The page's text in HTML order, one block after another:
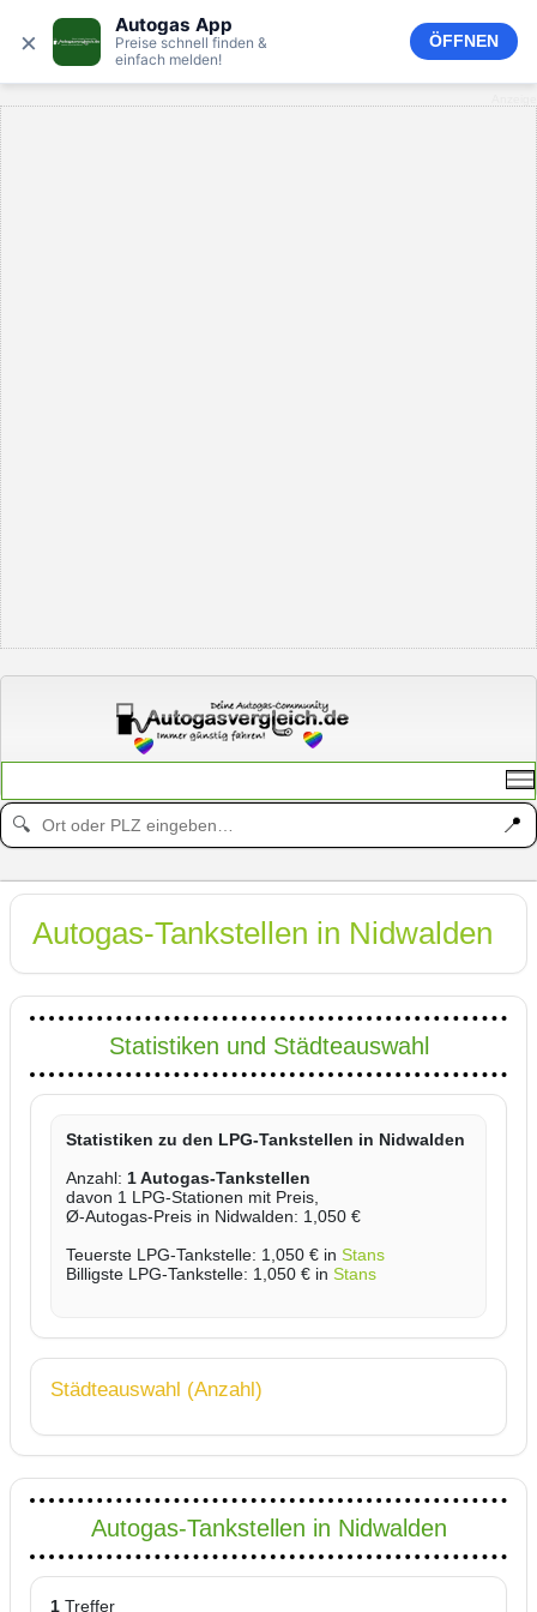
× Autogas App
Preise schnell finden &
einfach melden!
ÖFFNEN
🔍 📍
Autogas-Tankstellen in Nidwalden
Statistiken und Städteauswahl
Statistiken zu den LPG-Tankstellen in Nidwalden
Anzahl: 1 Autogas-Tankstellen
davon 1 LPG-Stationen mit Preis,
Ø-Autogas-Preis in Nidwalden: 1,050 €
Teuerste LPG-Tankstelle: 1,050 € in Stans
Billigste LPG-Tankstelle: 1,050 € in Stans
Städteauswahl (Anzahl)
Autogas-Tankstellen in Nidwalden
1 Treffer